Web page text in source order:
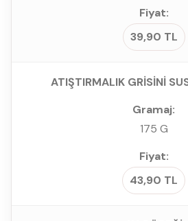
39,90 TL
ATIŞTIRMALIK GRİSİNİ
175 G
43,90 TL